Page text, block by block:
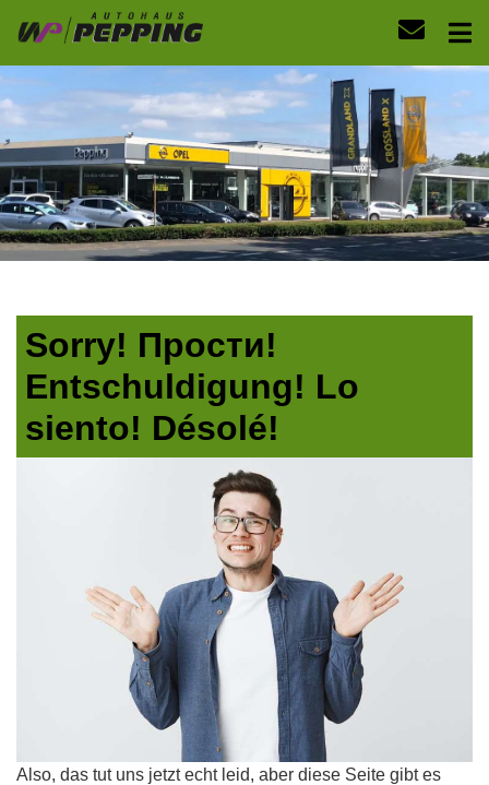
Sorry! Прости!
Entschuldigung! Lo
siento! Désolé!
Also, das tut uns jetzt echt leid, aber diese Seite gibt es